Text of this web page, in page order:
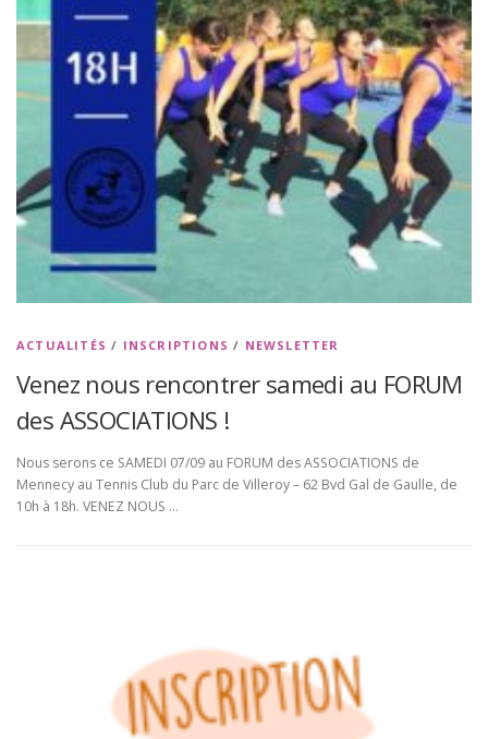
ACTUALITÉS / INSCRIPTIONS / NEWSLETTER
Venez nous rencontrer samedi au FORUM
des ASSOCIATIONS !
Nous serons ce SAMEDI 07/09 au FORUM des ASSOCIATIONS de
Mennecy au Tennis Club du Parc de Villeroy – 62 Bvd Gal de Gaulle, de
10h à 18h. VENEZ NOUS …